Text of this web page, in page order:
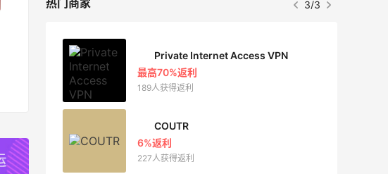
3/3
Private Internet Access VPN
最高70%返利
189人获得返利
COUTR
6%返利
227人获得返利